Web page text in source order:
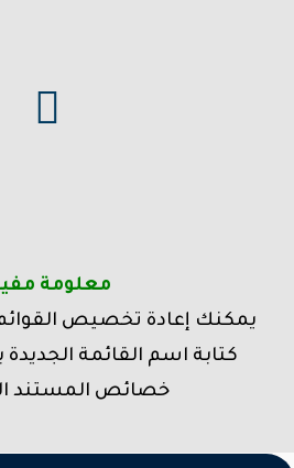
معلومة
يمكنك إعادة تخصيص القوائم
كتابة اسم القائمة
خصائص المستند